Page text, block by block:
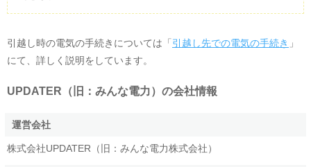
引越し時の電気の手続きについては「 引越し先での電気の手続き 」
にて、詳しく説明をしています。
UPDATER（旧：みんな電力） の会社情報
運営会社
株式会社UPDATER（旧：みんな電力株式会社）